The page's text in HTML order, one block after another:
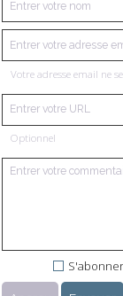
Votre adresse email ne
Optionnel